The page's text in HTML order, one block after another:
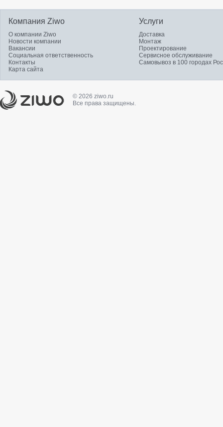
Компания Ziwo
О компании Ziwo
Новости компании
Вакансии
Социальная ответственность
Контакты
Карта сайта
Услуги
Доставка
Монтаж
Проектирование
Сервисное обслуживание
Самовывоз в 100 городах
© 2026 ziwo.ru
Все права защищены.